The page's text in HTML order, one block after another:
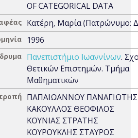
OF CATEGORICAL DATA
Κατέρη, Μαρία (Πατρώνυμο:
1996
Πανεπιστήμιο Ιωαννίνων.
Θετικών Επιστημών. Τμήμα
Μαθηματικών
ΠΑΠΑΙΩΑΝΝΟΥ ΠΑΝΑΓΙΩΤΗΣ
ΚΑΚΟΥΛΛΟΣ ΘΕΟΦΙΛΟΣ
ΚΟΥΝΙΑΣ ΣΤΡΑΤΗΣ
ΚΟΥΡΟΥΚΛΗΣ ΣΤΑΥΡΟΣ